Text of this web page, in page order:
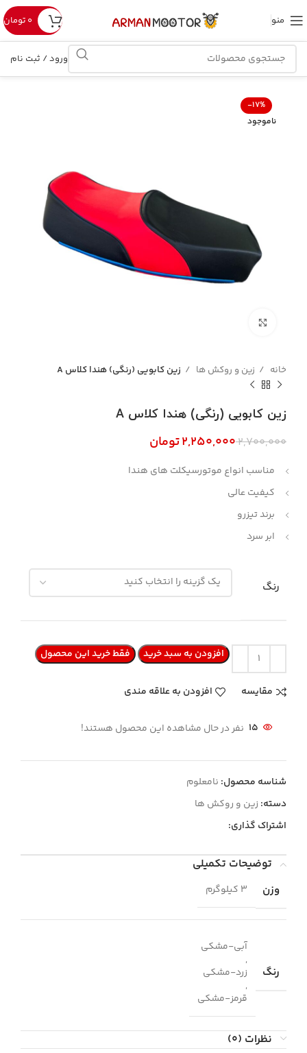
منو ۰ تومان
ورود / ثبت نام
-17%
ناموجود
خانه زین و روکش ها زین کابویی (رنگی) هندا کلاس A
زین کابویی (رنگی) هندا کلاس A
۲,۷۰۰,۰۰۰۲,۲۵۰,۰۰۰تومان
مناسب انواع موتورسیکلت های هندا
کیفیت عالی
برند تیزرو
ابر سرد
رنگ
افزودن به سبد خرید فقط خرید این محصول
مقایسه افزودن به علاقه مندی
15 نفر در حال مشاهده این محصول هستند!
شناسه محصول: نامعلوم
دسته: زین و روکش ها
اشتراک گذاری:
توضیحات تکمیلی
وزن 3 کیلوگرم
رنگ
آبی-مشکی
,
زرد-مشکی
,
قرمز-مشکی
نظرات (0)